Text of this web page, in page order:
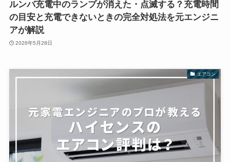
ルンバ充電中のランプが消えた・点滅する？充電時間
の目安と充電できないときの完全対処法を元エンジニ
アが解説
2026年5月28日
エアコン